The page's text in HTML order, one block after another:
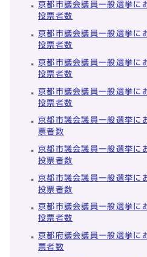
京都市議会議員一般選挙に
投票者数
京都市議会議員一般選挙に
投票者数
京都市議会議員一般選挙に
投票者数
京都市議会議員一般選挙に
投票者数
京都市議会議員一般選挙に
票者数
京都市議会議員一般選挙に
投票者数
京都市議会議員一般選挙に
投票者数
京都市議会議員一般選挙に
投票者数
京都府議会議員一般選挙に
票者数